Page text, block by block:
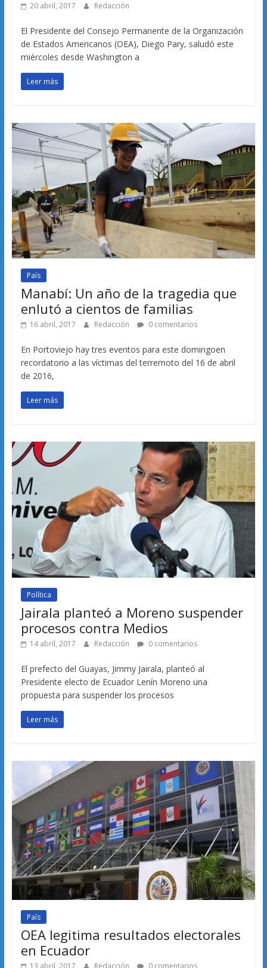
20 abril, 2017 Redacción
El Presidente del Consejo Permanente de la Organización
de Estados Americanos (OEA), Diego Pary, saludó este
miércoles desde Washington a
Leer más
País
Manabí: Un año de la tragedia que
enlutó a cientos de familias
16 abril, 2017 Redacción 0 comentarios
En Portoviejo hay tres eventos para este domingoen
recordatorio a las víctimas del terremoto del 16 de abril
de 2016,
Leer más
Política
Jairala planteó a Moreno suspender
procesos contra Medios
14 abril, 2017 Redacción 0 comentarios
El prefecto del Guayas, Jimmy Jairala, planteó al
Presidente electo de Ecuador Lenín Moreno una
propuesta para suspender los procesos
Leer más
País
OEA legitima resultados electorales
en Ecuador